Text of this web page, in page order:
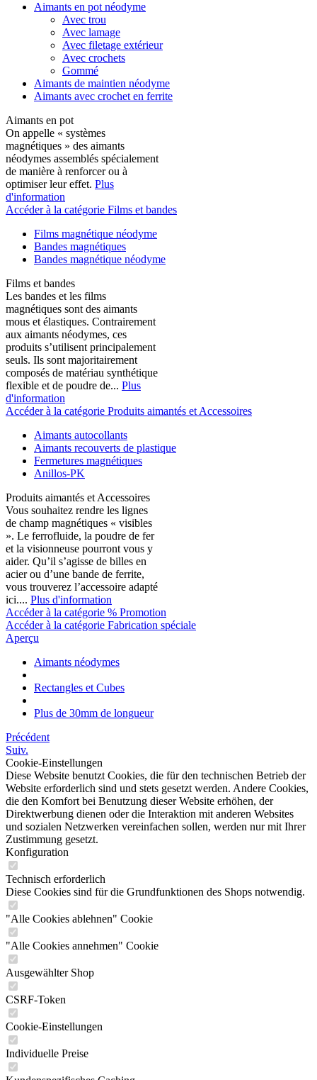
Aimants en pot néodyme
Avec trou
Avec lamage
Avec filetage extérieur
Avec crochets
Gommé
Aimants de maintien néodyme
Aimants avec crochet en ferrite
Aimants en pot
On appelle « systèmes
magnétiques » des aimants
néodymes assemblés spécialement
de manière à renforcer ou à
optimiser leur effet. Plus
d'information
Accéder à la catégorie Films et bandes
Films magnétique néodyme
Bandes magnétiques
Bandes magnétique néodyme
Films et bandes
Les bandes et les films
magnétiques sont des aimants
mous et élastiques. Contrairement
aux aimants néodymes, ces
produits s’utilisent principalement
seuls. Ils sont majoritairement
composés de matériau synthétique
flexible et de poudre de... Plus
d'information
Accéder à la catégorie Produits aimantés et Accessoires
Aimants autocollants
Aimants recouverts de plastique
Fermetures magnétiques
Anillos-PK
Produits aimantés et Accessoires
Vous souhaitez rendre les lignes
de champ magnétiques « visibles
». Le ferrofluide, la poudre de fer
et la visionneuse pourront vous y
aider. Qu’il s’agisse de billes en
acier ou d’une bande de ferrite,
vous trouverez l’accessoire adapté
ici.... Plus d'information
Accéder à la catégorie % Promotion
Accéder à la catégorie Fabrication spéciale
Aperçu
Aimants néodymes
Rectangles et Cubes
Plus de 30mm de longueur
Précédent
Suiv.
Cookie-Einstellungen
Diese Website benutzt Cookies, die für den technischen Betrieb der
Website erforderlich sind und stets gesetzt werden. Andere Cookies,
die den Komfort bei Benutzung dieser Website erhöhen, der
Direktwerbung dienen oder die Interaktion mit anderen Websites
und sozialen Netzwerken vereinfachen sollen, werden nur mit Ihrer
Zustimmung gesetzt.
Konfiguration
Technisch erforderlich
Diese Cookies sind für die Grundfunktionen des Shops notwendig.
"Alle Cookies ablehnen" Cookie
"Alle Cookies annehmen" Cookie
Ausgewählter Shop
CSRF-Token
Cookie-Einstellungen
Individuelle Preise